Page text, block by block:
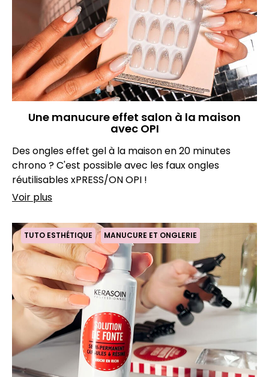
Une manucure effet salon à la maison
avec OPI
Des ongles effet gel à la maison en 20 minutes
chrono ? C'est possible avec les faux ongles
réutilisables xPRESS/ON OPI !
Voir plus
TUTO ESTHÉTIQUE MANUCURE ET ONGLERIE